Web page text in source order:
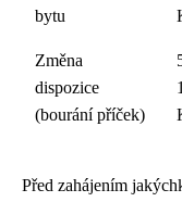
bytu
Změna
dispozice
(bourání příček)
Před zahájením